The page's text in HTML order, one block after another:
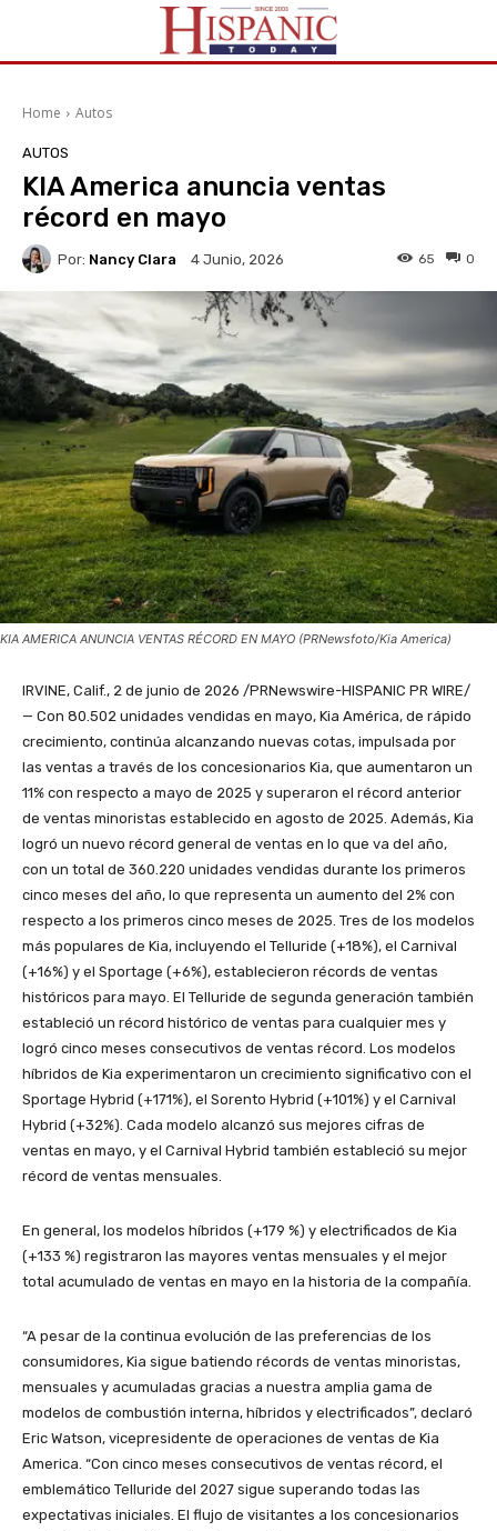
Home Autos
AUTOS
KIA America anuncia ventas
récord en mayo
Por: Nancy Clara 4 Junio, 2026 0
65
KIA AMERICA ANUNCIA VENTAS RÉCORD EN MAYO (PRNewsfoto/Kia America)
IRVINE, Calif., 2 de junio de 2026 /PRNewswire-HISPANIC PR WIRE/
— Con 80.502 unidades vendidas en mayo, Kia América, de rápido
crecimiento, continúa alcanzando nuevas cotas, impulsada por
las ventas a través de los concesionarios Kia, que aumentaron un
11% con respecto a mayo de 2025 y superaron el récord anterior
de ventas minoristas establecido en agosto de 2025. Además, Kia
logró un nuevo récord general de ventas en lo que va del año,
con un total de 360.220 unidades vendidas durante los primeros
cinco meses del año, lo que representa un aumento del 2% con
respecto a los primeros cinco meses de 2025. Tres de los modelos
más populares de Kia, incluyendo el Telluride (+18%), el Carnival
(+16%) y el Sportage (+6%), establecieron récords de ventas
históricos para mayo. El Telluride de segunda generación también
estableció un récord histórico de ventas para cualquier mes y
logró cinco meses consecutivos de ventas récord. Los modelos
híbridos de Kia experimentaron un crecimiento significativo con el
Sportage Hybrid (+171%), el Sorento Hybrid (+101%) y el Carnival
Hybrid (+32%). Cada modelo alcanzó sus mejores cifras de
ventas en mayo, y el Carnival Hybrid también estableció su mejor
récord de ventas mensuales.
En general, los modelos híbridos (+179 %) y electrificados de Kia
(+133 %) registraron las mayores ventas mensuales y el mejor
total acumulado de ventas en mayo en la historia de la compañía.
“A pesar de la continua evolución de las preferencias de los
consumidores, Kia sigue batiendo récords de ventas minoristas,
mensuales y acumuladas gracias a nuestra amplia gama de
modelos de combustión interna, híbridos y electrificados”, declaró
Eric Watson, vicepresidente de operaciones de ventas de Kia
America. “Con cinco meses consecutivos de ventas récord, el
emblemático Telluride del 2027 sigue superando todas las
expectativas iniciales. El flujo de visitantes a los concesionarios